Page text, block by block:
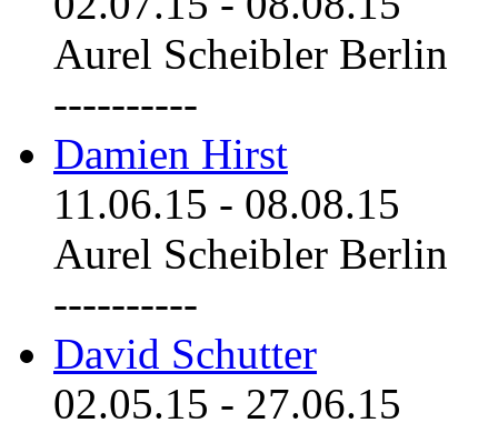
Aurel Scheibler Berlin
----------
Damien Hirst
11.06.15 - 08.08.15
Aurel Scheibler Berlin
----------
David Schutter
02.05.15 - 27.06.15